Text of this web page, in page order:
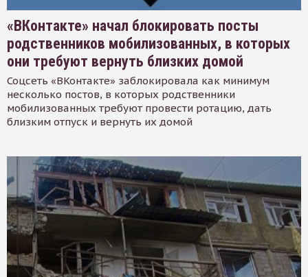
«ВКонтакте» начал блокировать посты
родственников мобилизованных, в которых
они требуют вернуть близких домой
Соцсеть «ВКонтакте» заблокировала как минимум
несколько постов, в которых родственники
мобилизованных требуют провести ротацию, дать
близким отпуск и вернуть их домой